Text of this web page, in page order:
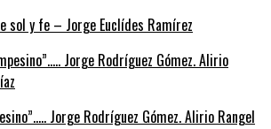
sol y fe – Jorge Euclídes Ramírez
Jorge Rodríguez Gómez. Alirio Rangel